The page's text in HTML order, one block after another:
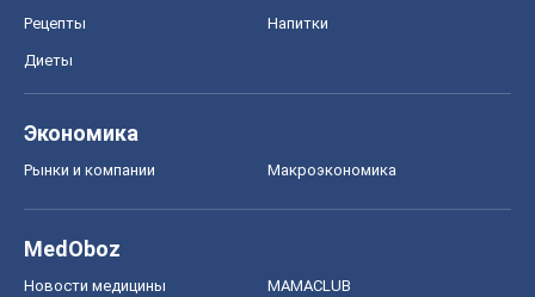
Рецепты Напитки
Диеты
Экономика
Рынки и компании Mакроэкономика
MedOboz
Новости медицины MAMACLUB